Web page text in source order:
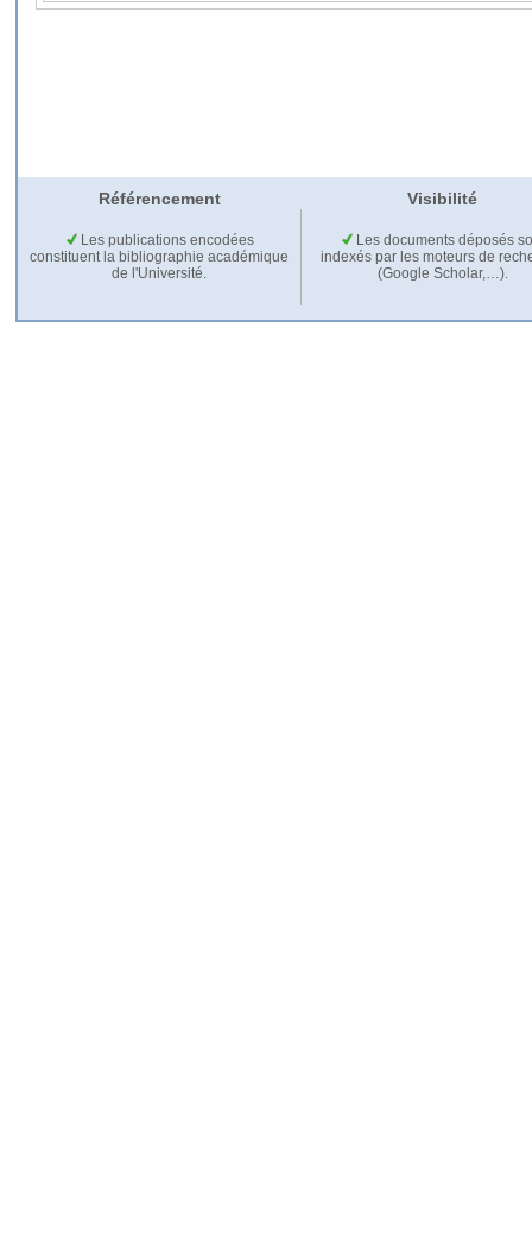
Référencement Visibilité
Les publications encodées
constituent la bibliographie académique
de l'Université.
Les documents déposés
indexés par les moteurs de
(Google Scholar,…).